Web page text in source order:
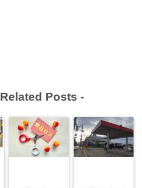
Related Posts -